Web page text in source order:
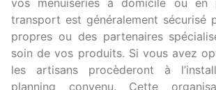
vos menuiseries à domicile ou en
transport est généralement sécurisé
propres ou des partenaires
soin de vos produits. Si vous avez
les artisans procèderont à
planning convenu. Cette